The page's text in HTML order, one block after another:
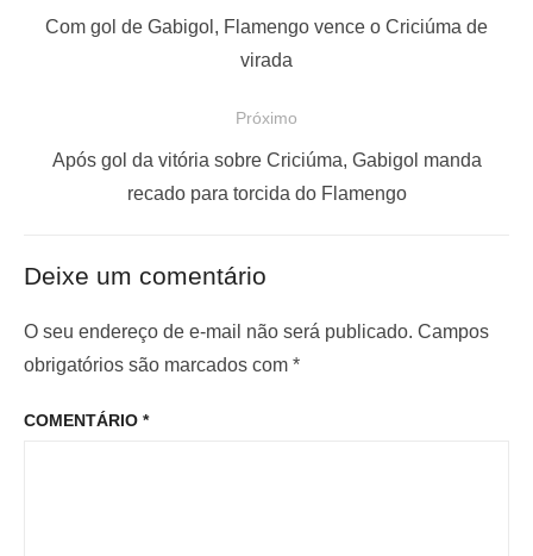
o
e
P
o
P
i
o
:
Com gol de Gabigol, Flamengo vence o Criciúma de
virada
Próximo
m
o
o
Após gol da vitória sobre Criciúma, Gabigol manda
recado para torcida do Flamengo
Deixe um comentário
O seu endereço de e-mail não será publicado. Campos
obrigatórios são marcados com *
COMENTÁRIO *